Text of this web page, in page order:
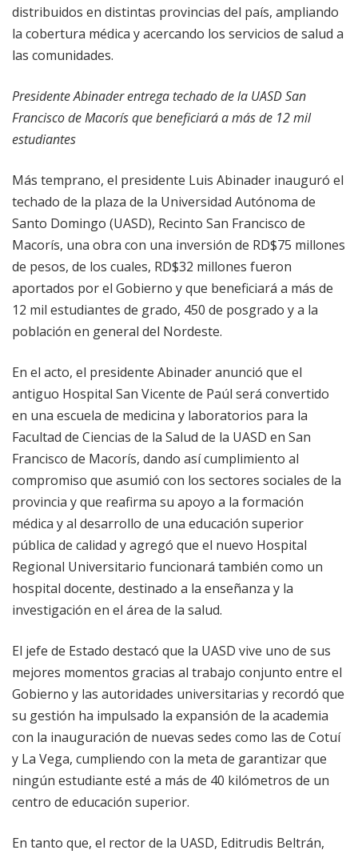
distribuidos en distintas provincias del país, ampliando
la cobertura médica y acercando los servicios de salud a
las comunidades.
Presidente Abinader entrega techado de la UASD San
Francisco de Macorís que beneficiará a más de 12 mil
estudiantes
Más temprano, el presidente Luis Abinader inauguró el
techado de la plaza de la Universidad Autónoma de
Santo Domingo (UASD), Recinto San Francisco de
Macorís, una obra con una inversión de RD$75 millones
de pesos, de los cuales, RD$32 millones fueron
aportados por el Gobierno y que beneficiará a más de
12 mil estudiantes de grado, 450 de posgrado y a la
población en general del Nordeste.
En el acto, el presidente Abinader anunció que el
antiguo Hospital San Vicente de Paúl será convertido
en una escuela de medicina y laboratorios para la
Facultad de Ciencias de la Salud de la UASD en San
Francisco de Macorís, dando así cumplimiento al
compromiso que asumió con los sectores sociales de la
provincia y que reafirma su apoyo a la formación
médica y al desarrollo de una educación superior
pública de calidad y agregó que el nuevo Hospital
Regional Universitario funcionará también como un
hospital docente, destinado a la enseñanza y la
investigación en el área de la salud.
El jefe de Estado destacó que la UASD vive uno de sus
mejores momentos gracias al trabajo conjunto entre el
Gobierno y las autoridades universitarias y recordó que
su gestión ha impulsado la expansión de la academia
con la inauguración de nuevas sedes como las de Cotuí
y La Vega, cumpliendo con la meta de garantizar que
ningún estudiante esté a más de 40 kilómetros de un
centro de educación superior.
En tanto que, el rector de la UASD, Editrudis Beltrán,